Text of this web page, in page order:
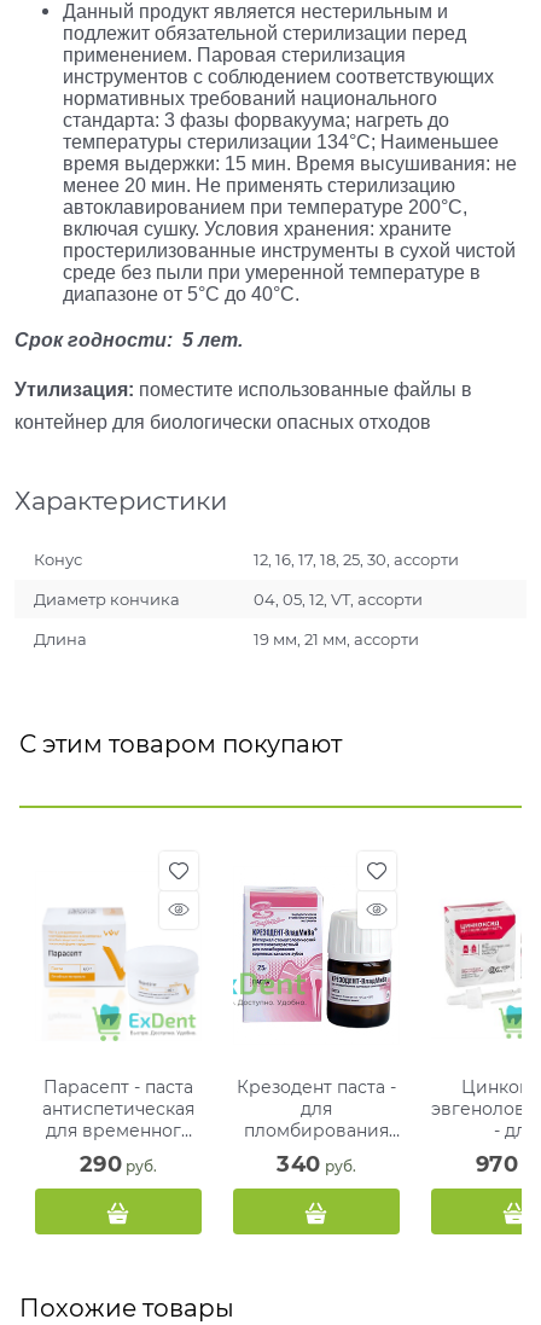
Данный продукт является нестерильным и
подлежит обязательной стерилизации перед
применением. Паровая стерилизация
инструментов с соблюдением соответствующих
нормативных требований национального
стандарта: 3 фазы форвакуума; нагреть до
температуры стерилизации 134°С; Наименьшее
время выдержки: 15 мин. Время высушивания: не
менее 20 мин. Не применять стерилизацию
автоклавированием при температуре 200°С,
включая сушку. Условия хранения: храните
простерилизованные инструменты в сухой чистой
среде без пыли при умеренной температуре в
диапазоне от 5°С до 40°С.
Срок годности: 5 лет.
Утилизация: поместите использованные файлы в
контейнер для биологически опасных отходов
Характеристики
Конус 12, 16, 17, 18, 25, 30, ассорти
Диаметр кончика 04, 05, 12, VT, ассорти
Длина 19 мм, 21 мм, ассорти
С этим товаром покупают
Парасепт - паста
антиспетическая
для временного
пломбирования
(60 г)
290 руб.
Крезодент паста -
для
пломбирования
инфицированных
и
труднопроходимы
х каналов (25 г)
340 руб.
- для
корневых
(без
(25 г +
970
Похожие товары